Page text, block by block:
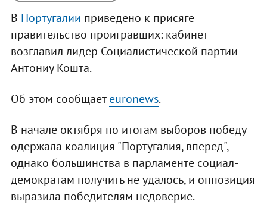
В Португалии приведено к присяге
правительство проигравших: кабинет
возглавил лидер Социалистической партии
Антониу Кошта.
Об этом сообщаетeuronews.
В начале октября по итогам выборов победу
одержала коалиция "Португалия, вперед",
однако большинства в парламенте социал-
демократам получить не удалось, и оппозиция
выразила победителям недоверие.